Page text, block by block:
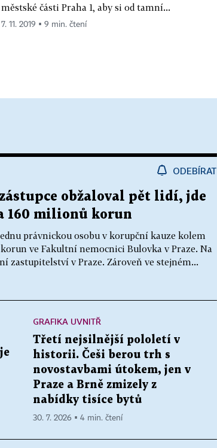
městské části Praha 1, aby si od tamní...
7. 11. 2019 ▪ 9 min. čtení
ODEBÍRAT
obžaloval pět lidí, jde
160 milionů korun
právnickou osobu v korupční kauze kolem
ve Fakultní nemocnici Bulovka v Praze. Na
zastupitelství v Praze. Zároveň ve stejném...
GRAFIKA UVNITŘ
Třetí nejsilnější pololetí v
historii. Češi berou trh s
novostavbami útokem, jen v
Praze a Brně zmizely z
nabídky tisíce bytů
30. 7. 2026 ▪ 4 min. čtení